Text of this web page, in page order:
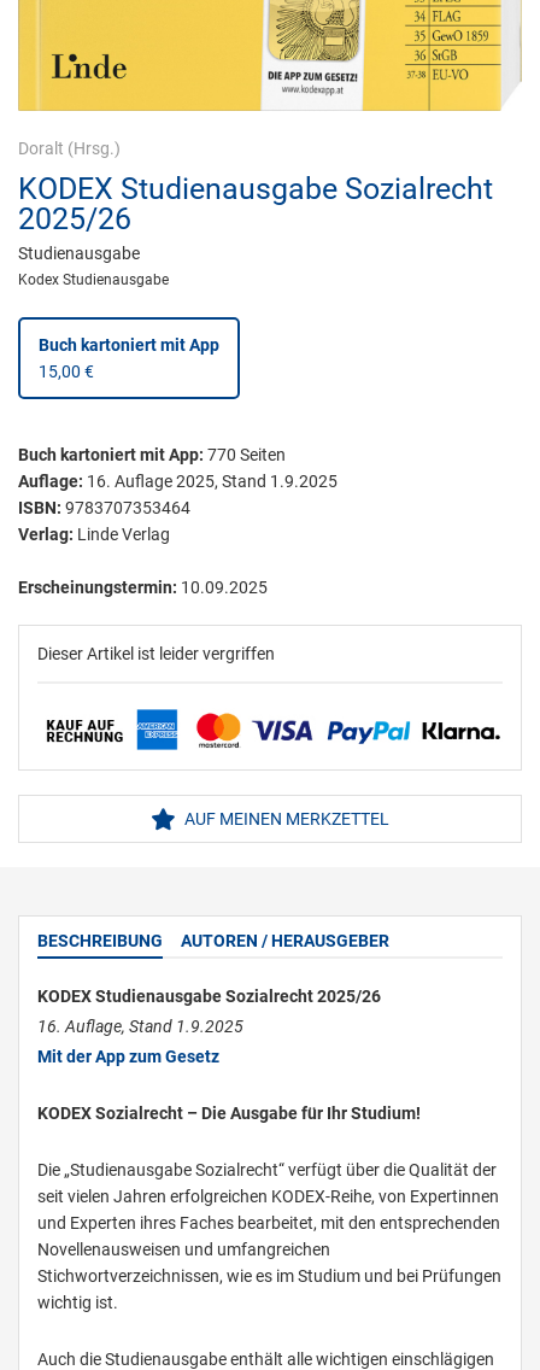
Doralt (Hrsg.)
KODEX Studienausgabe Sozialrecht
2025/26
Studienausgabe
Kodex Studienausgabe
Buch kartoniertmit App
15,00 €
Buch kartoniertmit App: 770 Seiten
Auflage: 16. Auflage 2025, Stand 1.9.2025
ISBN: 9783707353464
Verlag: Linde Verlag
Erscheinungstermin: 10.09.2025
Dieser Artikel ist leider vergriffen
AUF MEINEN MERKZETTEL
BESCHREIBUNG AUTOREN / HERAUSGEBER
KODEX Studienausgabe Sozialrecht 2025/26
16. Auflage, Stand 1.9.2025
Mit der App zum Gesetz
KODEX Sozialrecht – Die Ausgabe für Ihr Studium!
Die „Studienausgabe Sozialrecht“ verfügt über die Qualität der
seit vielen Jahren erfolgreichen KODEX-Reihe, von Expertinnen
und Experten ihres Faches bearbeitet, mit den entsprechenden
Novellenausweisen und umfangreichen
Stichwortverzeichnissen, wie es im Studium und bei Prüfungen
wichtig ist.
Auch die Studienausgabe enthält alle wichtigen einschlägigen